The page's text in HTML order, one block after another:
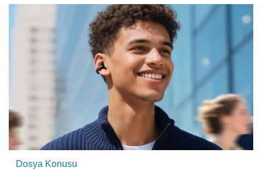
Dosya Konusu